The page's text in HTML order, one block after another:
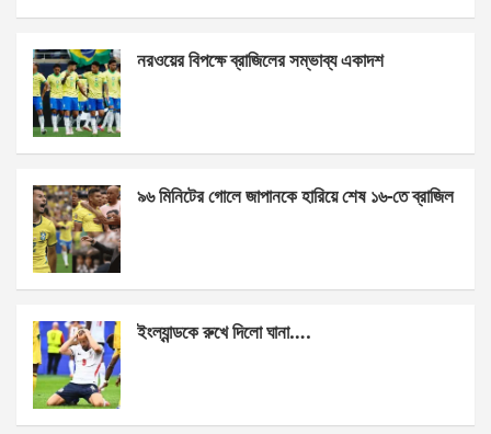
b
o
o
k
n
g
er
s
p
e
নরওয়ের বিপক্ষে ব্রাজিলের সম্ভাব্য একাদশ
৯৬ মিনিটের গোলে জাপানকে হারিয়ে শেষ ১৬-তে ব্রাজিল
ইংল্যান্ডকে রুখে দিলো ঘানা….